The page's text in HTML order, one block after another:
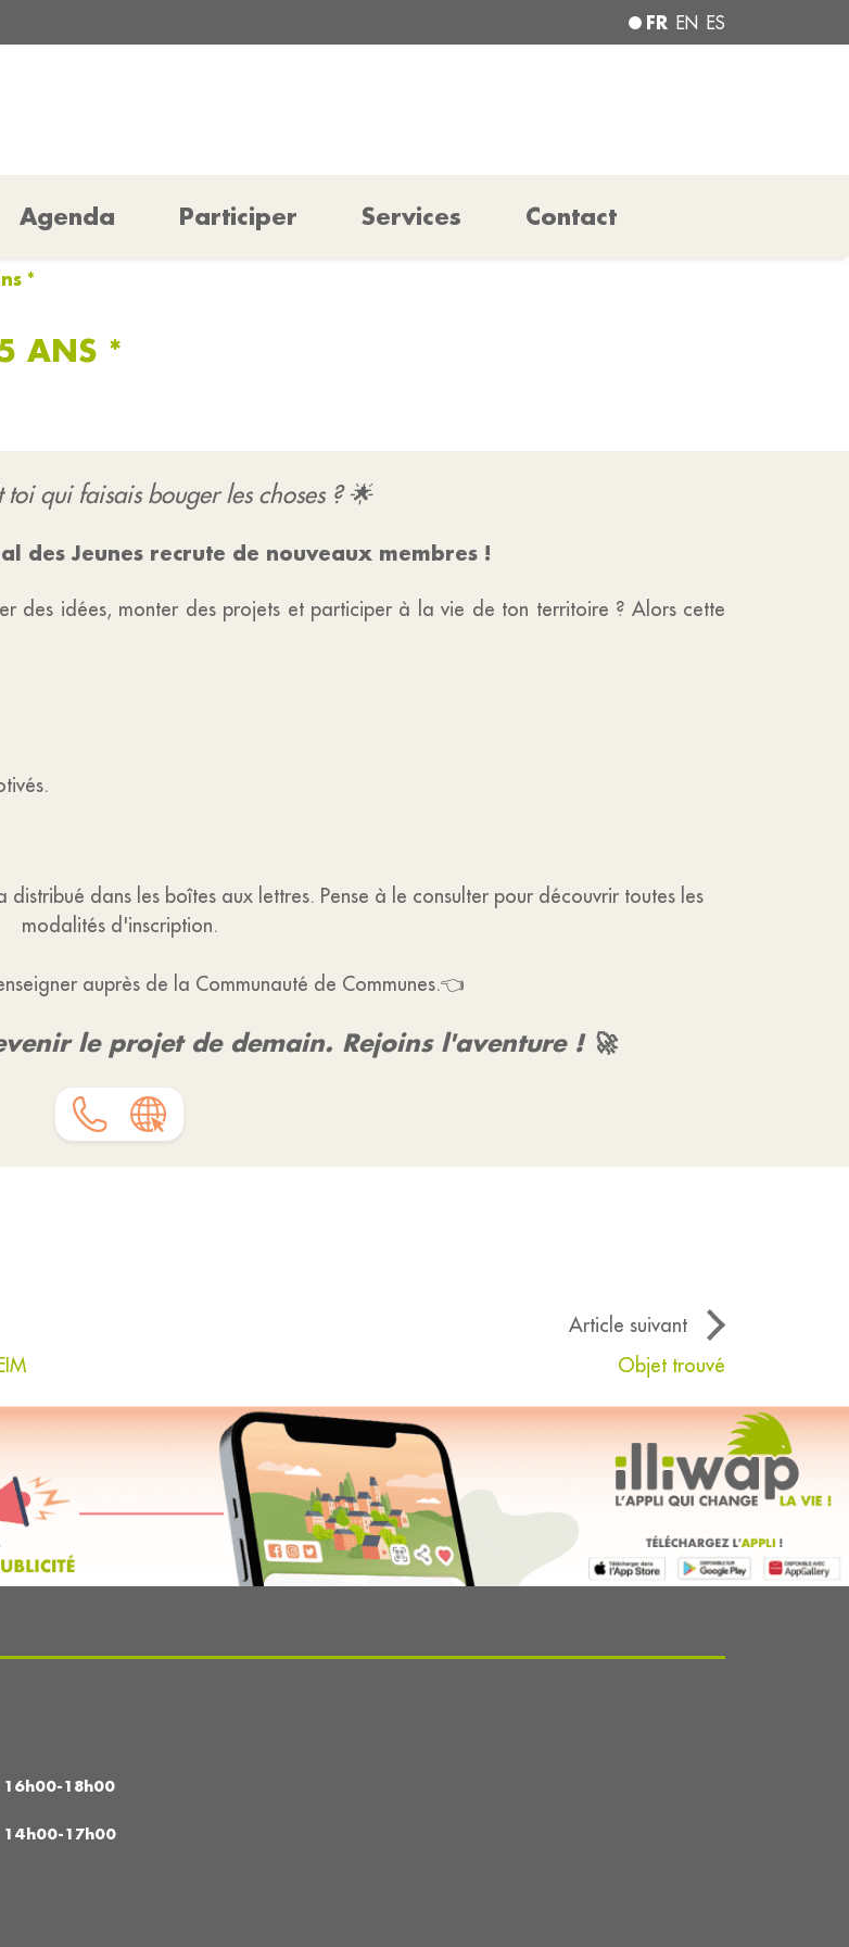
FR EN ES
Agenda Participer Services Contact
*
ANS *
toi qui faisais bouger les choses ? 🌟
des Jeunes recrute de nouveaux membres !
des idées, monter des projets et participer à la vie de ton territoire ? Alors cette
dans les boîtes aux lettres. Pense à le consulter pour découvrir toutes les
modalités d'inscription.
auprès de la Communauté de Communes.👈
le projet de demain. Rejoins l'aventure ! 🚀
Article suivant
Objet trouvé
18h00
17h00